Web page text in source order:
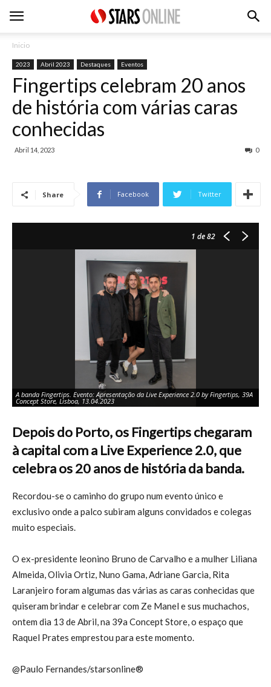
Inicio
2023 Abril 2023 Destaques Eventos
Fingertips celebram 20 anos
de história com várias caras
conhecidas
Abril 14, 2023 0
Share Facebook Twitter
1 de 82
A banda Fingertips. Evento: Apresentação da Live Experience 2.0 by Fingertips, 39A
Concept Store, Lisboa, 13.04.2023
Depois do Porto, os Fingertips chegaram
à capital com a Live Experience 2.0, que
celebra os 20 anos de história da banda.
Recordou-se o caminho do grupo num evento único e
exclusivo onde a palco subiram alguns convidados e colegas
muito especiais.
O ex-presidente leonino Bruno de Carvalho e a mulher Liliana
Almeida, Olivia Ortiz, Nuno Gama, Adriane Garcia, Rita
Laranjeiro foram algumas das várias as caras conhecidas que
quiseram brindar e celebrar com Ze Manel e sus muchachos,
ontem dia 13 de Abril, na 39a Concept Store, o espaço que
Raquel Prates emprestou para este momento.
@Paulo Fernandes/starsonline®